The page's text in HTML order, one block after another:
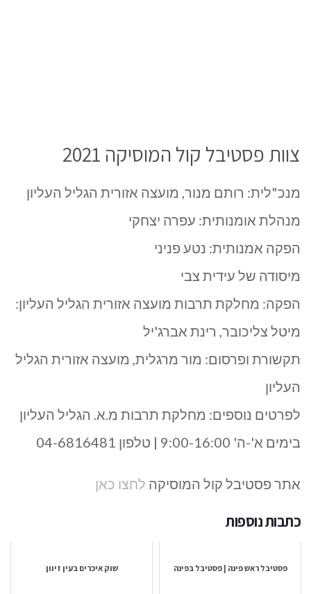
צוות פסטיבל קול המוסיקה 2021
מנכ"לית: רותם מנור, מועצה אזורית הגליל העליון
מנהלת אומנותית: עפרה יצחקי
הפקה אמנותית: נטע פניני
מיסודה של עידית צבי
הפקה: מחלקת תרבות מועצה אזורית הגליל העליון:
מיטל צליכובר, רינת אברג'יל
תקשורת ופרסום: מור מרגלית, מועצה אזורית הגליל
העליון
לפרטים נוספים: מחלקת תרבות מ.א. הגליל העליון
בימים א'-ה' 9:00-16:00 | טלפון 04-6816481
אתר פסטיבל קול המוסיקה לחצו כאן
כתבות נוספות
פסטיבל ראש פינה | פסטיבל בפינה שוק איכרים בעין זיוון